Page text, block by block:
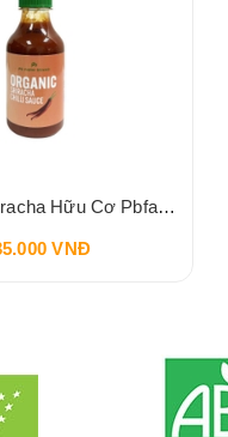
Tương Ớt Sriracha Hữu Cơ Pbfarm 230g
VNĐ